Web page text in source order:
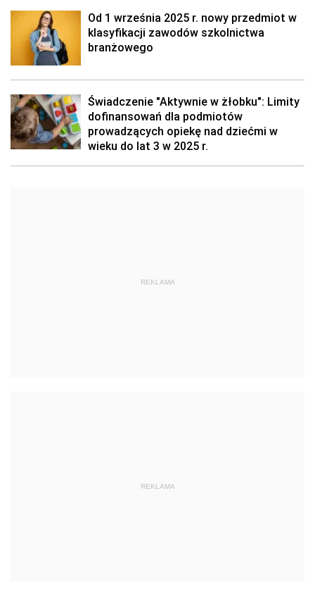
Od 1 września 2025 r. nowy przedmiot w
klasyfikacji zawodów szkolnictwa
branżowego
Świadczenie "Aktywnie w żłobku": Limity
dofinansowań dla podmiotów
prowadzących opiekę nad dziećmi w
wieku do lat 3 w 2025 r.
REKLAMA
REKLAMA